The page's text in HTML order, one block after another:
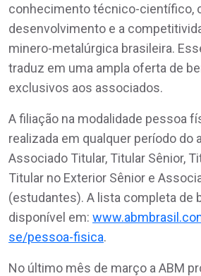
conhecimento técnico-científico,
desenvolvimento e a
minero-metalúrgica brasileira.
traduz em uma ampla oferta de
exclusivos aos associados.
A filiação na modalidade pessoa
realizada em qualquer período do
Associado Titular, Titular Sênior,
Titular no Exterior Sênior e
(estudantes). A lista completa de
disponível em:
se/pessoa-fisica.
No último mês de março a ABM